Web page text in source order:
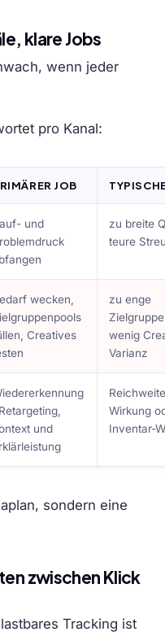
klare Jobs
wenn jeder
pro Kanal:
JOB
und
zu breite
teure
wecken,
Creatives
zu enge
wenig
Varianz
Retargeting,
und
Wirkung
Inventar-
sondern eine
zwischen Klick
Tracking ist